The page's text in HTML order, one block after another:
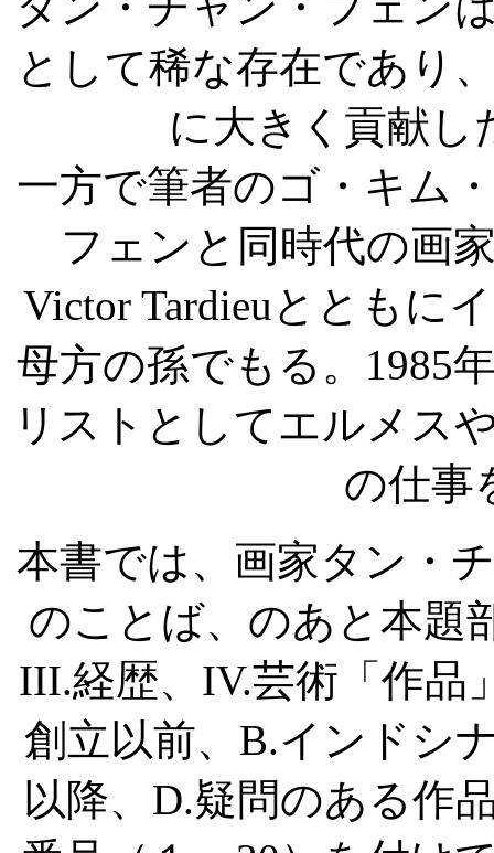
として稀な存在であり
に大きく貢献し
一方で筆者のゴ・キム
フェンと同時代の画
Victor Tardieuとともに
母方の孫でもる。 1985
リストとしてエルメス
の仕事
本書では、画家タン・
のことば、のあと本題
III.経歴、 IV.芸術「作品
創立以前、 B.インドシ
以降、 D.疑問のある作